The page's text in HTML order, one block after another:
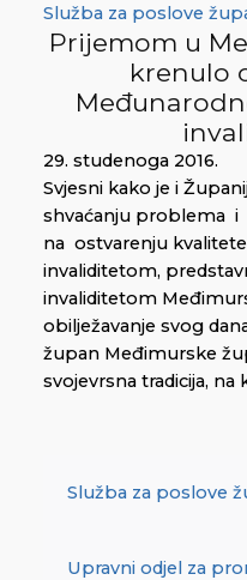
Služba za poslove
Prijemom u
krenulo
29. studenoga 2016.
Svjesni kako je i
shvaćanju problema i
na ostvarenju
invaliditetom,
invaliditetom
obilježavanje svog
župan Međimurske
svojevrsna tradicija,
Služba za poslove
Upravni odjel za